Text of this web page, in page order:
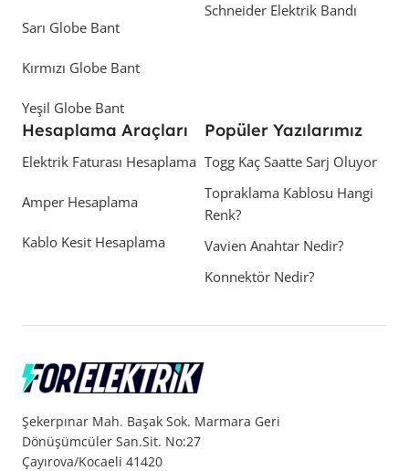
Sarı Globe Bant
Kırmızı Globe Bant
Yeşil Globe Bant
Schneider Elektrik Bandı
Hesaplama Araçları
Elektrik Faturası Hesaplama
Amper Hesaplama
Kablo Kesit Hesaplama
Popüler Yazılarımız
Togg Kaç Saatte Sarj Oluyor
Topraklama Kablosu Hangi
Renk?
Vavien Anahtar Nedir?
Konnektör Nedir?
Şekerpınar Mah. Başak Sok. Marmara Geri
Dönüşümcüler San.Sit. No:27
Çayırova/Kocaeli 41420